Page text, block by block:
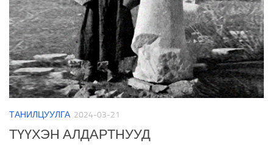
ТАНИЛЦУУЛГА 2024-03-21
ТҮҮХЭН АЛДАРТНУУД